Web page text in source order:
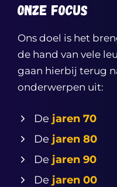
Onze Focus
Ons doel is het
de hand van vele
gaan hierbij terug
onderwerpen uit:
De jaren 70
De jaren 80
De jaren 90
De jaren 00